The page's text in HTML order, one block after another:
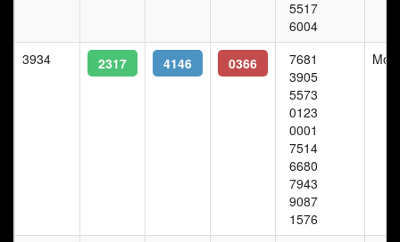
5517
6004
3934 2317 4146 0366
7681
3905
5573
0123
0001
7514
6680
7943
9087
1576